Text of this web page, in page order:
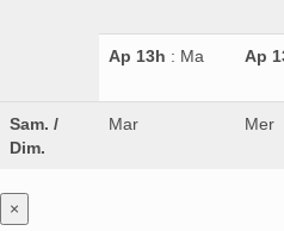
Ap 13h : Ma Ap
Sam. /
Dim.
Mar Mer
×